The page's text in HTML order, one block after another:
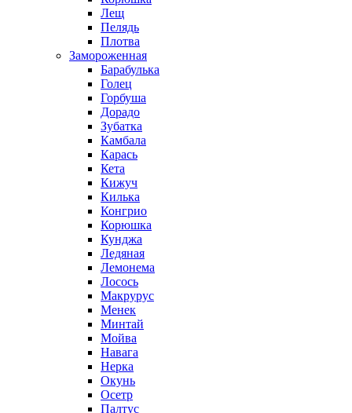
Лещ
Пелядь
Плотва
Замороженная
Барабулька
Голец
Горбуша
Дорадо
Зубатка
Камбала
Карась
Кета
Кижуч
Килька
Конгрио
Корюшка
Кунджа
Ледяная
Лемонема
Лосось
Макрурус
Менек
Минтай
Мойва
Навага
Нерка
Окунь
Осетр
Палтус